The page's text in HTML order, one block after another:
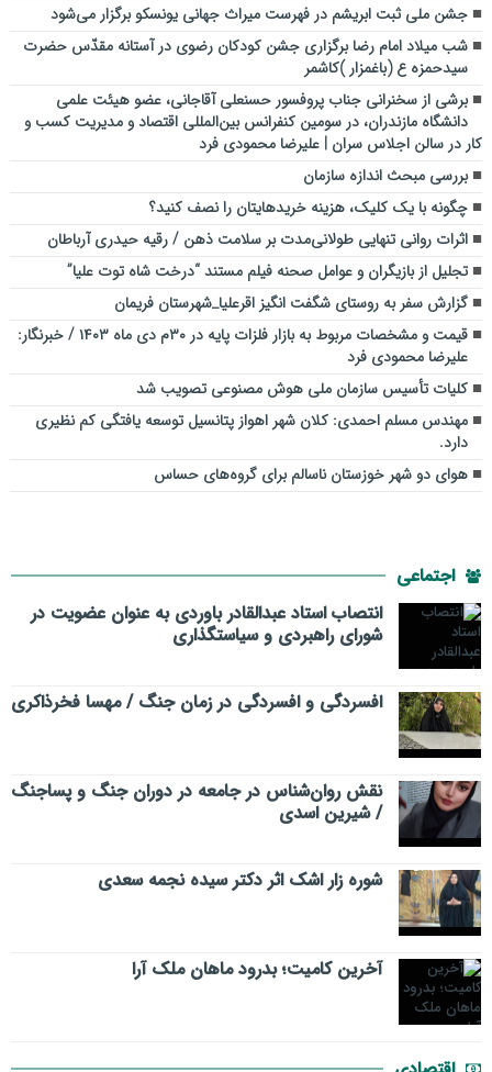
جشن ملی ثبت ابریشم در فهرست میراث جهانی یونسکو برگزار می‌شود
شب میلاد امام رضا برگزاری جشن کودکان رضوی در آستانه مقدّس حضرت
سیدحمزه ع (باغمزار )کاشمر
برشی از سخنرانی جناب پروفسور حسنعلی آقاجانی، عضو هیئت علمی
دانشگاه مازندران، در سومین کنفرانس بین‌المللی اقتصاد و مدیریت کسب و
کار در سالن اجلاس سران | علیرضا محمودی فرد
بررسی مبحث اندازه سازمان
چگونه با یک کلیک، هزینه خریدهایتان را نصف کنید؟
اثرات روانی تنهایی طولانی‌مدت بر سلامت ذهن / رقیه حیدری آرباطان
تجلیل از بازیگران و عوامل صحنه فیلم مستند “درخت شاه توت علیا”
گزارش سفر به روستای شگفت انگیز اقرعلیا_شهرستان فریمان
قیمت و مشخصات مربوط به بازار فلزات پایه در ۳۰م دی ماه ۱۴۰۳ / خبرنگار:
علیرضا محمودی فرد
کلیات تأسیس سازمان ملی هوش مصنوعی تصویب شد
مهندس مسلم احمدی: کلان شهر اهواز پتانسیل توسعه یافتگی کم نظیری
دارد.
هوای دو شهر خوزستان ناسالم برای گروه‌های حساس
اجتماعی
انتصاب استاد عبدالقادر باوردی به عنوان عضویت در
شورای راهبردی و سیاستگذاری
افسردگی و افسردگی در زمان جنگ / مهسا فخرذاکری
نقش روان‌شناس در جامعه در دوران جنگ و پساجنگ
/ شیرین اسدی
شوره زار اشک اثر دکتر سیده نجمه سعدی
​آخرین کامیت؛ بدرود ماهان ملک آرا